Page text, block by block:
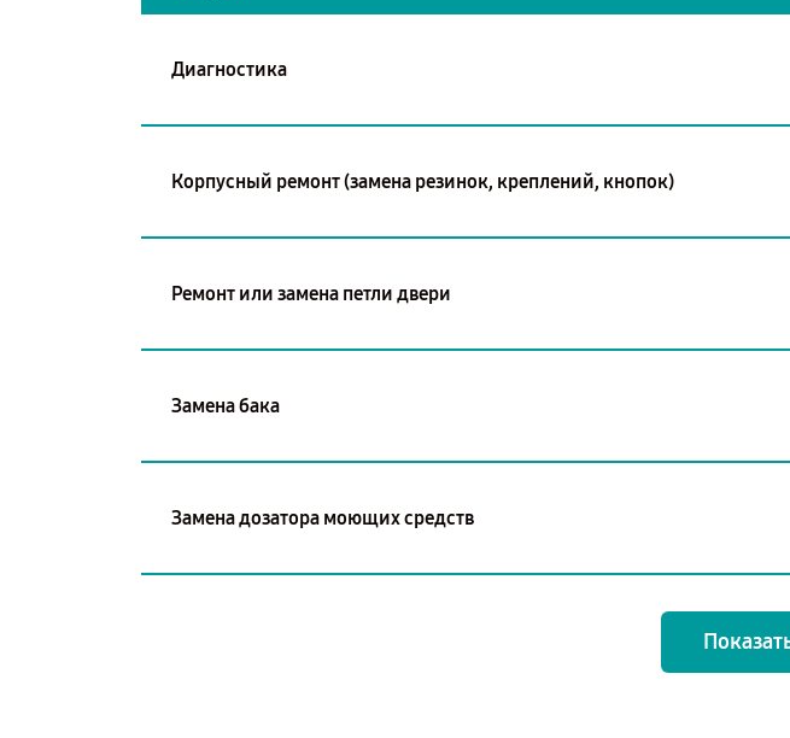
Диагностика
Корпусный ремонт (замена резинок, креплений, кнопок)
Ремонт или замена петли двери
Замена бака
Замена дозатора моющих средств